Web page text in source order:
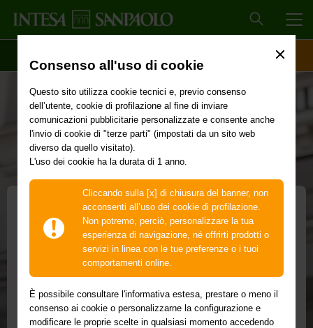
Consenso all'uso di cookie
Questo sito utilizza cookie tecnici e, previo consenso
dell’utente, cookie di profilazione al fine di inviare
comunicazioni pubblicitarie personalizzate e consente anche
l'invio di cookie di "terze parti" (impostati da un sito web
diverso da quello visitato).
L'uso dei cookie ha la durata di 1 anno.
Cliccando sulla [x] di chiusura del banner, non
acconsenti all’uso dei cookie di profilazione.
Non potremo, perciò, personalizzare la tua
esperienza di navigazione, né offrirti prodotti o
servizi in linea con le tue preferenze o i tuoi
comportamenti online.
È possibile consultare l'informativa estesa, prestare o meno il
consenso ai cookie o personalizzarne la configurazione e
modificare le proprie scelte in qualsiasi momento accedendo
Money Transfer Western
Union®
Puoi inviare fino a 5.000 euro a un parente o una persona
cara in quasi tutto il mondo con il servizio Money Transfer
Western Union®.